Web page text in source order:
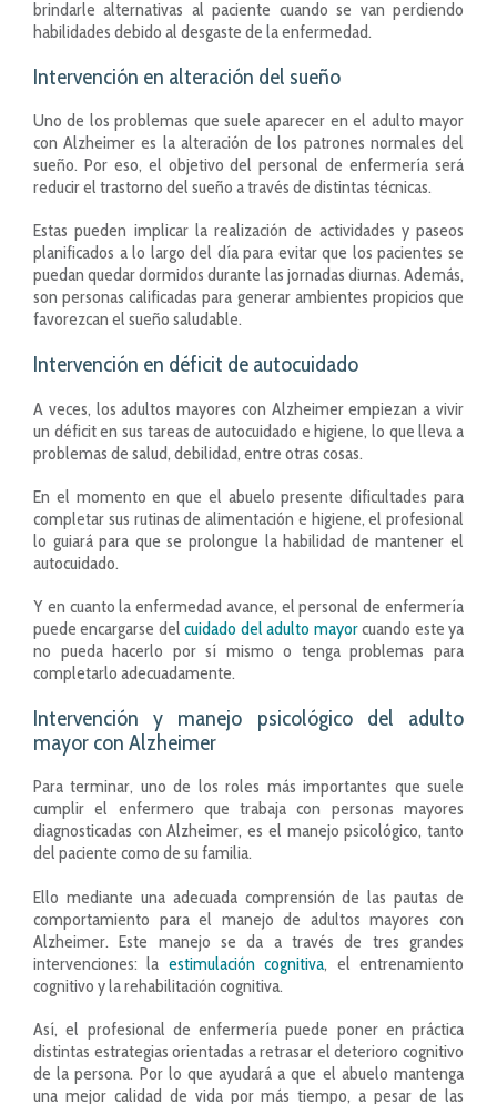
brindarle alternativas al paciente cuando se van perdiendo
habilidades debido al desgaste de la enfermedad.
Intervención en alteración del sueño
Uno de los problemas que suele aparecer en el adulto mayor
con Alzheimer es la alteración de los patrones normales del
sueño. Por eso, el objetivo del personal de enfermería será
reducir el trastorno del sueño a través de distintas técnicas.
Estas pueden implicar la realización de actividades y paseos
planificados a lo largo del día para evitar que los pacientes se
puedan quedar dormidos durante las jornadas diurnas. Además,
son personas calificadas para generar ambientes propicios que
favorezcan el sueño saludable.
Intervención en déficit de autocuidado
A veces, los adultos mayores con Alzheimer empiezan a vivir
un déficit en sus tareas de autocuidado e higiene, lo que lleva a
problemas de salud, debilidad, entre otras cosas.
En el momento en que el abuelo presente dificultades para
completar sus rutinas de alimentación e higiene, el profesional
lo guiará para que se prolongue la habilidad de mantener el
autocuidado.
Y en cuanto la enfermedad avance, el personal de enfermería
puede encargarse delcuidado del adulto mayorcuando este ya
no pueda hacerlo por sí mismo o tenga problemas para
completarlo adecuadamente.
Intervención y manejo psicológico del adulto
mayor con Alzheimer
Para terminar, uno de los roles más importantes que suele
cumplir el enfermero que trabaja con personas mayores
diagnosticadas con Alzheimer, es el manejo psicológico, tanto
del paciente como de su familia.
Ello mediante una adecuada comprensión de las pautas de
comportamiento para el manejo de adultos mayores con
Alzheimer. Este manejo se da a través de tres grandes
intervenciones: la estimulación cognitiva, el entrenamiento
cognitivo y la rehabilitación cognitiva.
Así, el profesional de enfermería puede poner en práctica
distintas estrategias orientadas a retrasar el deterioro cognitivo
de la persona. Por lo que ayudará a que el abuelo mantenga
una mejor calidad de vida por más tiempo, a pesar de las